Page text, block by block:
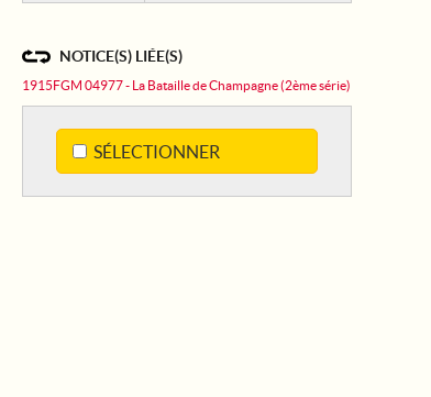
NOTICE(S) LIÉE(S)
1915FGM 04977 - La Bataille de Champagne (2ème série)
SÉLECTIONNER